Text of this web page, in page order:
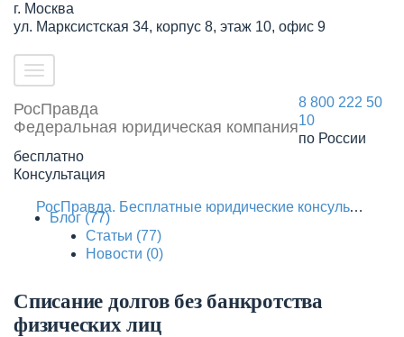
г. Москва
ул. Марксистская 34, корпус 8, этаж 10, офис 9
Toggle
navigation
РосПравда
Федеральная юридическая компания
8 800 222 50
10
по России
бесплатно
Консультация
РосПравда. Бесплатные юридические консультации с ТОПовыми экспертами РФ
Блог (77)
Статьи (77)
Новости (0)
Списание долгов без банкротства
физических лиц